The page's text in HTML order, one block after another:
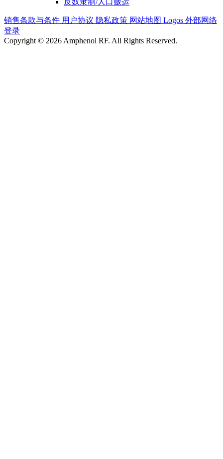
反奴隶制/人口贩运
销售条款与条件 用户协议 隐私政策 网站地图 Logos 外部网络
登录
Copyright © 2026 Amphenol RF. All Rights Reserved.